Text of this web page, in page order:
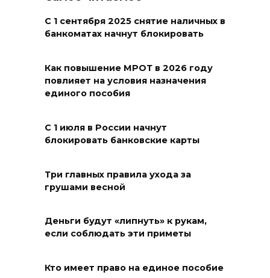
федеральных трасс поливают
водой
Сотрудники ДПС помогли
07 августа 2026 14:33
В Батайске в заброшенном
здании произошло короткое
07 августа 2026 14:30
С 1 сентября 2025 снятие наличных в
банкоматах начнут блокировать
Как повышение МРОТ в 2026 году
повлияет на условия назначения
единого пособия
С 1 июля в России начнут
блокировать банковские карты
Три главных правила ухода за
грушами весной
Деньги будут «липнуть» к рукам,
если соблюдать эти приметы
Кто имеет право на единое пособие